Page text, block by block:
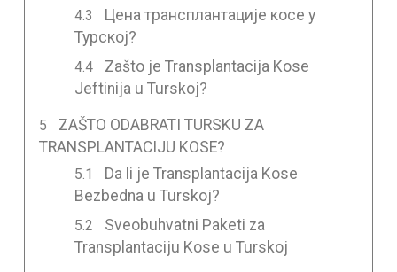
Цена трансплантације косе у
Турској?
Zašto je Transplantacija Kose
Jeftinija u Turskoj?
ZAŠTO ODABRATI TURSKU ZA
TRANSPLANTACIJU KOSE?
Da li je Transplantacija Kose
Bezbedna u Turskoj?
Sveobuhvatni Paketi za
Transplantaciju Kose u Turskoj